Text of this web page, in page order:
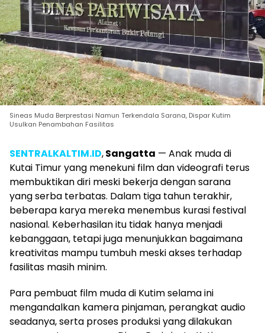
Sineas Muda Berprestasi Namun Terkendala Sarana, Dispar Kutim
Usulkan Penambahan Fasilitas
SENTRALKALTIM.ID,Sangatta — Anak muda di
Kutai Timur yang menekuni film dan videografi terus
membuktikan diri meski bekerja dengan sarana
yang serba terbatas. Dalam tiga tahun terakhir,
beberapa karya mereka menembus kurasi festival
nasional. Keberhasilan itu tidak hanya menjadi
kebanggaan, tetapi juga menunjukkan bagaimana
kreativitas mampu tumbuh meski akses terhadap
fasilitas masih minim.
Para pembuat film muda di Kutim selama ini
mengandalkan kamera pinjaman, perangkat audio
seadanya, serta proses produksi yang dilakukan